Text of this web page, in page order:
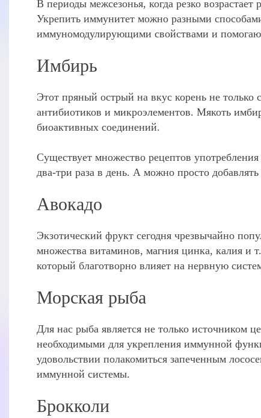
В периоды межсезонья, когда резко
Укрепить иммунитет можно разными
иммуномодулирующими свойствами и
Имбирь
Этот пряный острый на вкус корень не
антибиотиков и микроэлементов. Мякоть
биоактивных соединений.
Существует множество рецептов
два-три раза в день. А можно просто
Авокадо
Экзотический фрукт сегодня чрезвычайно
множества витаминов, магния цинка, калия и
который благотворно влияет на нервную
Морская рыба
Для нас рыба является не только источником
необходимыми для укрепления иммунной
удовольствии полакомиться запеченным
иммунной системы.
Брокколи